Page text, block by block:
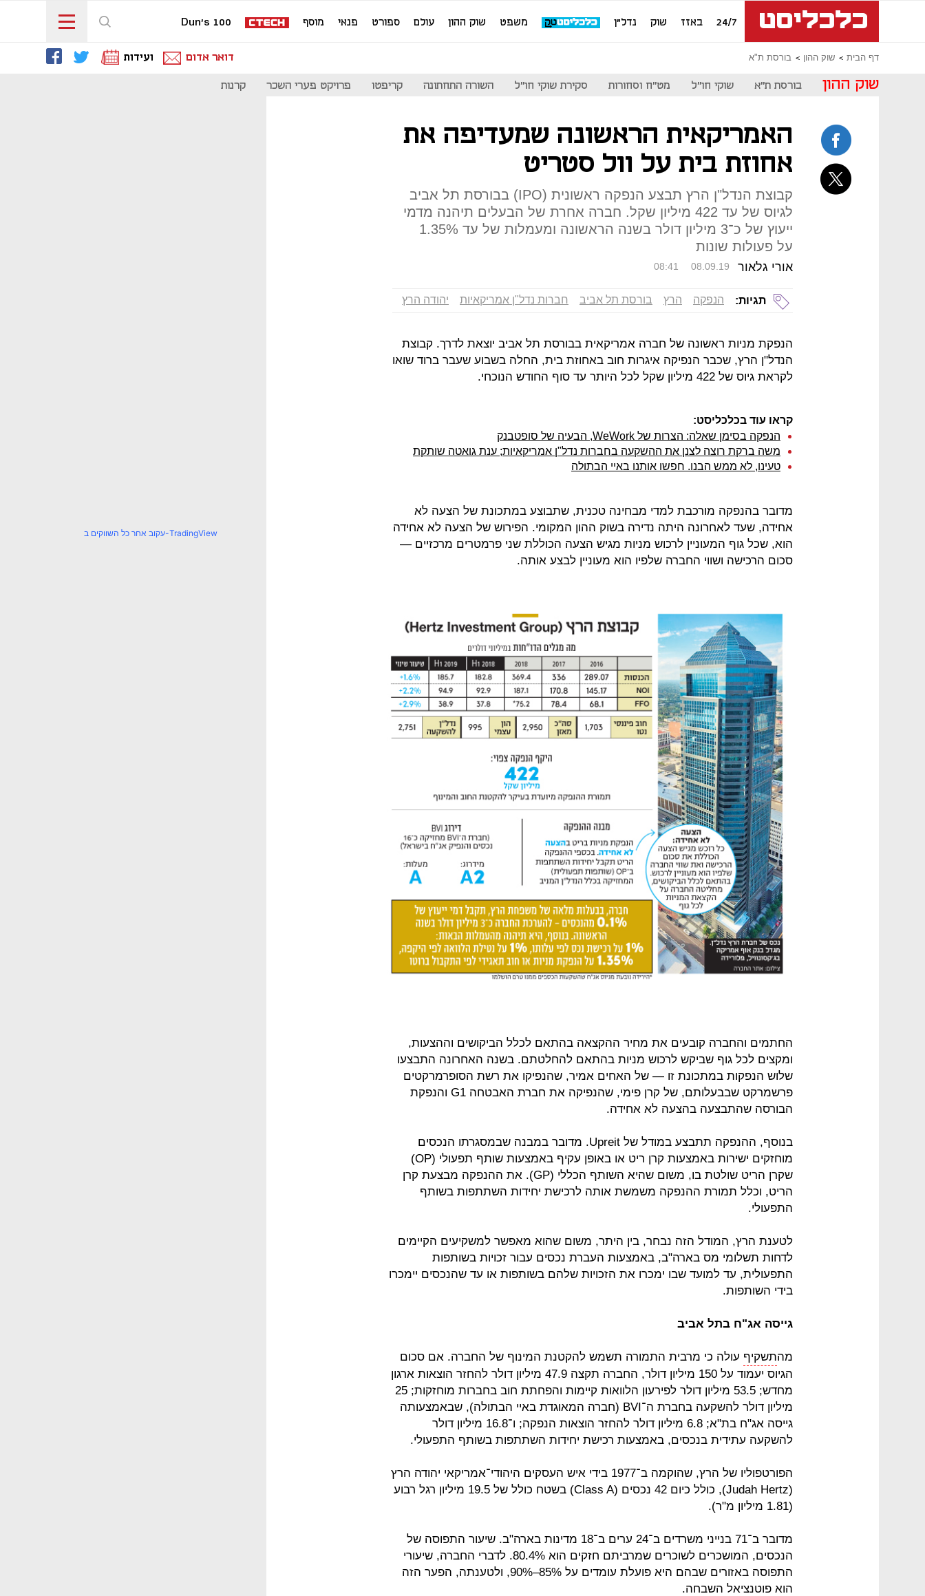
24/7 באזז שוק נדל"ן משפט שוק ההון עולם ספורט פנאי מוסף Dun's 100
דף הבית שוק ההון בורסת ת"א דואר אדום ועידות
שוק ההון בורסת ת"א שוקי חו"ל מט"ח וסחורות סקירת שוקי חו"ל השורה התחתונה קריפטו פרויקט פערי השכר קרנות
האמריקאית הראשונה שמעדיפה את
אחוזת בית על וול סטריט
קבוצת הנדל"ן הרץ תבצע הנפקה ראשונית (IPO) בבורסת תל אביב
לגיוס של עד 422 מיליון שקל. חברה אחרת של הבעלים תיהנה מדמי
ייעוץ של כ־3 מיליון דולר בשנה הראשונה ומעמלות של עד 1.35%
על פעולות שונות
אורי גלאור 08:41 08.09.19
תגיות: הנפקה הרץ בורסת תל אביב חברות נדל"ן אמריקאיות יהודה הרץ
הנפקת מניות ראשונה של חברה אמריקאית בבורסת תל אביב יוצאת לדרך. קבוצת
הנדל"ן הרץ, שכבר הנפיקה איגרות חוב באחוזת בית, החלה בשבוע שעבר ברוד שואו
לקראת גיוס של 422 מיליון שקל לכל היותר עד סוף החודש הנוכחי.
קראו עוד בכלכליסט:
הנפקה בסימן שאלה: הצרות של WeWork, הבעיה של סופטבנק
משה ברקת רוצה לצנן את ההשקעה בחברות נדל"ן אמריקאיות; ענת גואטה שותקת
טעינו, לא ממש הבנו. חפשו אותנו באיי הבתולה
מדובר בהנפקה מורכבת למדי מבחינה טכנית, שתבוצע במתכונת של הצעה לא
אחידה, שעד לאחרונה היתה נדירה בשוק ההון המקומי. הפירוש של הצעה לא אחידה
הוא, שכל גוף המעוניין לרכוש מניות מגיש הצעה הכוללת שני פרמטרים מרכזיים —
סכום הרכישה ושווי החברה שלפיו הוא מעוניין לבצע אותה.
החתמים והחברה קובעים את מחיר ההקצאה בהתאם לכלל הביקושים וההצעות,
ומקצים לכל גוף שביקש לרכוש מניות בהתאם להחלטתם. בשנה האחרונה התבצעו
שלוש הנפקות במתכונת זו — של האחים אמיר, שהנפיקו את רשת הסופרמרקטים
פרשמרקט שבבעלותם, של קרן פימי, שהנפיקה את חברת האבטחה G1 והנפקת
הבורסה שהתבצעה בהצעה לא אחידה.
בנוסף, ההנפקה תתבצע במודל של Upreit. מדובר במבנה שבמסגרתו הנכסים
מוחזקים ישירות באמצעות קרן ריט או באופן עקיף באמצעות שותף תפעולי (OP)
שקרן הריט שולטת בו, משום שהיא השותף הכללי (GP). את ההנפקה מבצעת קרן
הריט, וכלל תמורת ההנפקה משמשת אותה לרכישת יחידות השתתפות בשותף
התפעולי.
לטענת הרץ, המודל הזה נבחר, בין היתר, משום שהוא מאפשר למשקיעים הקיימים
לדחות תשלומי מס בארה"ב, באמצעות העברת נכסים עבור זכויות בשותפות
התפעולית, עד למועד שבו ימכרו את הזכויות שלהם בשותפות או עד שהנכסים יימכרו
בידי השותפות.
גייסה אג"ח בתל אביב
מהתשקיף עולה כי מרבית התמורה תשמש להקטנת המינוף של החברה. אם סכום
הגיוס יעמוד על 150 מיליון דולר, החברה תקצה 47.9 מיליון דולר להחזר הוצאות ארגון
מחדש; 53.5 מיליון דולר לפירעון הלוואות קיימות והפחתת חוב בחברות מוחזקות; 25
מיליון דולר להשקעה בחברת ה־BVI (חברה המאוגדת באיי הבתולה), שבאמצעותה
גייסה אג"ח בת"א; 6.8 מיליון דולר להחזר הוצאות הנפקה; ו־16.8 מיליון דולר
להשקעה עתידית בנכסים, באמצעות רכישת יחידות השתתפות בשותף התפעולי.
הפורטפוליו של הרץ, שהוקמה ב־1977 בידי איש העסקים היהודי־אמריקאי יהודה הרץ
(Judah Hertz), כולל כיום 42 נכסים (Class A) בשטח כולל של 19.5 מיליון רגל רבוע
(1.81 מיליון מ"ר).
מדובר ב־71 בנייני משרדים ב־24 ערים ב־18 מדינות בארה"ב. שיעור התפוסה של
הנכסים, המושכרים לשוכרים שמרביתם חזקים הוא 80.4%. לדברי החברה, שיעורי
התפוסה באזורים שבהם היא פועלת עומדים על 85%–90%, ולטענתה, הפער הזה
הוא פוטנציאל השבחה.
עקוב אחר כל השווקים ב-TradingView